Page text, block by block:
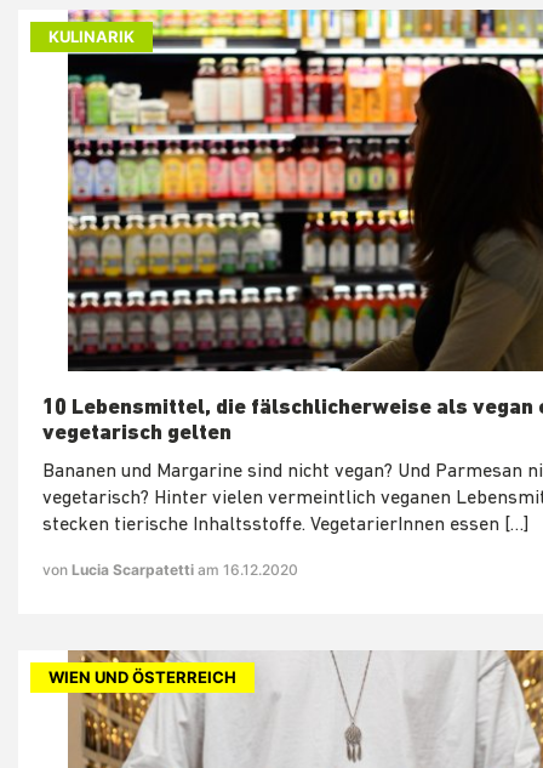
KULINARIK
10 Lebensmittel, die fälschlicherweise als vegan
vegetarisch gelten
Bananen und Margarine sind nicht vegan? Und Parmesan
vegetarisch? Hinter vielen vermeintlich veganen
stecken tierische Inhaltsstoffe. VegetarierInnen essen […]
von Lucia Scarpatetti am 16.12.2020
WIEN UND ÖSTERREICH